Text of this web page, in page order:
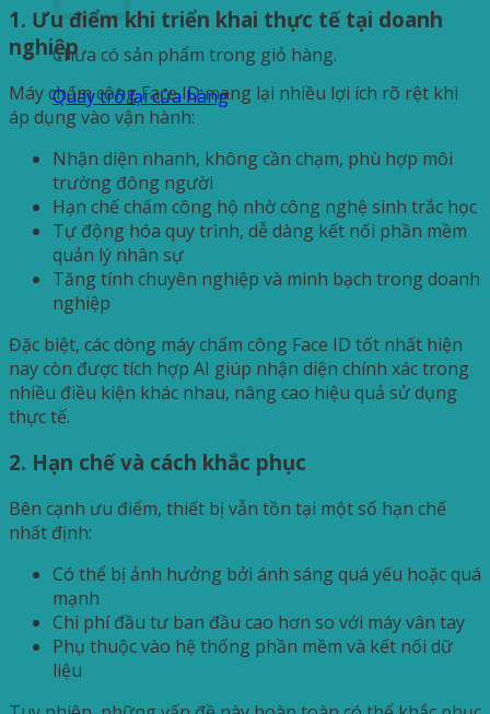
Chưa có sản phẩm trong giỏ hàng.
Quay trở lại cửa hàng
1. Ưu điểm khi triển khai thực tế tại doanh
nghiệp
Máy chấm công Face ID mang lại nhiều lợi ích rõ rệt khi
áp dụng vào vận hành:
Nhận diện nhanh, không cần chạm, phù hợp môi
trường đông người
Hạn chế chấm công hộ nhờ công nghệ sinh trắc học
Tự động hóa quy trình, dễ dàng kết nối phần mềm
quản lý nhân sự
Tăng tính chuyên nghiệp và minh bạch trong doanh
nghiệp
Đặc biệt, các dòng máy chấm công Face ID tốt nhất hiện
nay còn được tích hợp AI giúp nhận diện chính xác trong
nhiều điều kiện khác nhau, nâng cao hiệu quả sử dụng
thực tế.
2. Hạn chế và cách khắc phục
Bên cạnh ưu điểm, thiết bị vẫn tồn tại một số hạn chế
nhất định:
Có thể bị ảnh hưởng bởi ánh sáng quá yếu hoặc quá
mạnh
Chi phí đầu tư ban đầu cao hơn so với máy vân tay
Phụ thuộc vào hệ thống phần mềm và kết nối dữ
liệu